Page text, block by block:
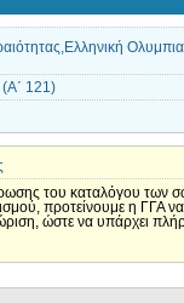
(Α΄ 121)
του καταλόγου των
προτείνουμε η ΓΓΑ
ώστε να υπάρχει